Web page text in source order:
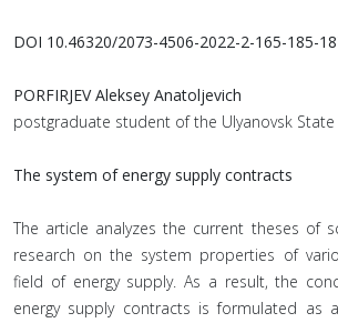
DOI 10.46320/2073-4506-2022-2-165-185-
PORFIRJEV Aleksey Anatoljevich
postgraduate student of the Ulyanovsk State
The system of energy supply contracts
The article analyzes the current theses of
research on the system properties of
field of energy supply. As a result, the
energy supply contracts is formulated as